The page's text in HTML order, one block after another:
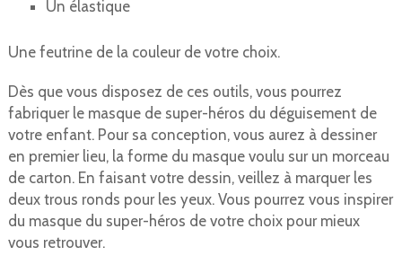
Un élastique
Une feutrine de la couleur de votre choix.
Dès que vous disposez de ces outils, vous pourrez
fabriquer le masque de super-héros du déguisement de
votre enfant. Pour sa conception, vous aurez à dessiner
en premier lieu, la forme du masque voulu sur un morceau
de carton. En faisant votre dessin, veillez à marquer les
deux trous ronds pour les yeux. Vous pourrez vous inspirer
du masque du super-héros de votre choix pour mieux
vous retrouver.